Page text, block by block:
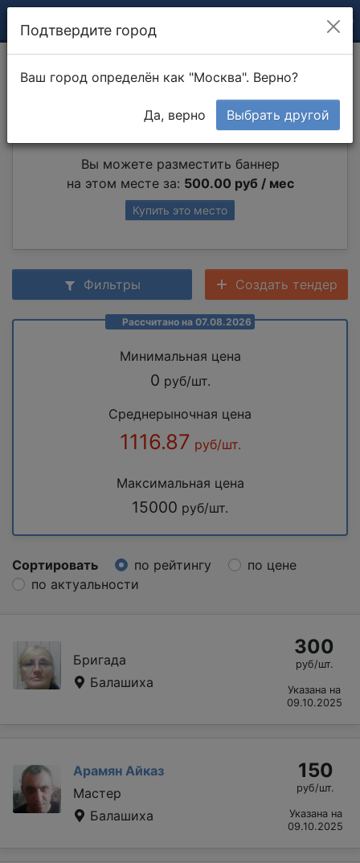
Посадка дерева
Вы можете разместить баннер
на этом месте за: 500.00 руб / мес
Купить это место
Фильтры Создать тендер
Рассчитано на 07.08.2026
Минимальная цена
0 руб/шт.
Среднерыночная цена
1116.87 руб/шт.
Максимальная цена
15000 руб/шт.
Сортировать по рейтингу
по цене
по актуальности
Бригада
Балашиха
300
руб/шт.
Указана на
09.10.2025
Арамян Айказ
Мастер
Балашиха
150
руб/шт.
Указана на
09.10.2025
Подтвердите город
Ваш город определён как "Москва". Верно?
Да, верно Выбрать другой